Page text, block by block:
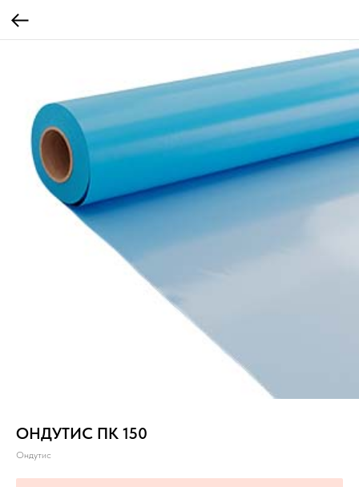
ОНДУТИС ПК 150
Ондутис